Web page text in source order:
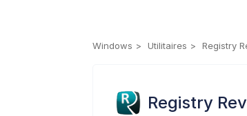
Windows Utilitaires Registry
Registry